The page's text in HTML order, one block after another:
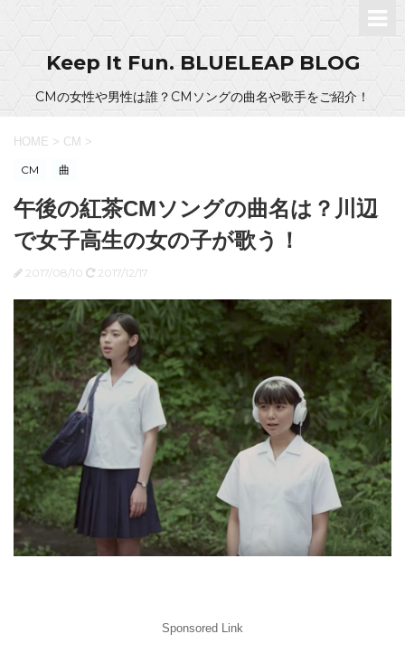
Keep It Fun. BLUELEAP BLOG
CMの女性や男性は誰？CMソングの曲名や歌手をご紹介！
HOME > CM >
CM 曲
午後の紅茶CMソングの曲名は？川辺
で女子高生の女の子が歌う！
2017/08/10 2017/12/17
Sponsored Link